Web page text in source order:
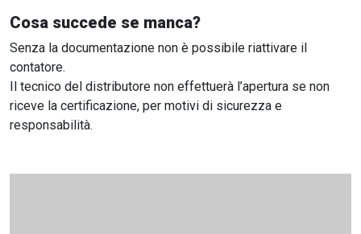
Cosa succede se manca?
Senza la documentazione non è possibile riattivare il
contatore.
Il tecnico del distributore non effettuerà l’apertura se non
riceve la certificazione, per motivi di sicurezza e
responsabilità.